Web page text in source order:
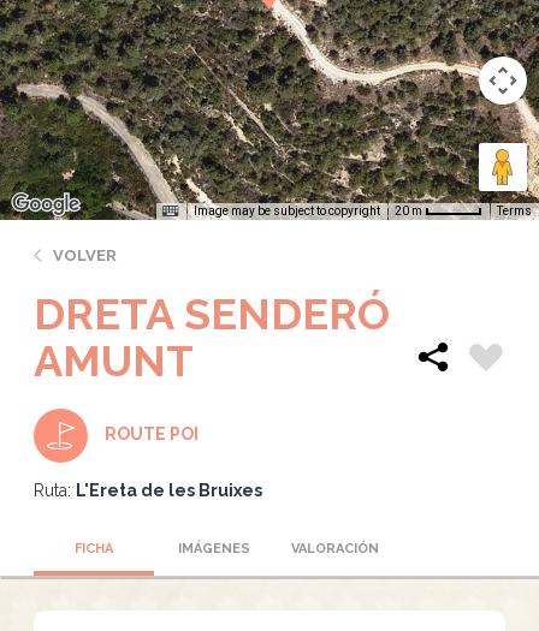
Image may be subject to copyright 20 m Terms
VOLVER
DRETA SENDERÓ
AMUNT
ROUTE POI
Ruta: L'Ereta de les Bruixes
FICHA IMÁGENES VALORACIÓN